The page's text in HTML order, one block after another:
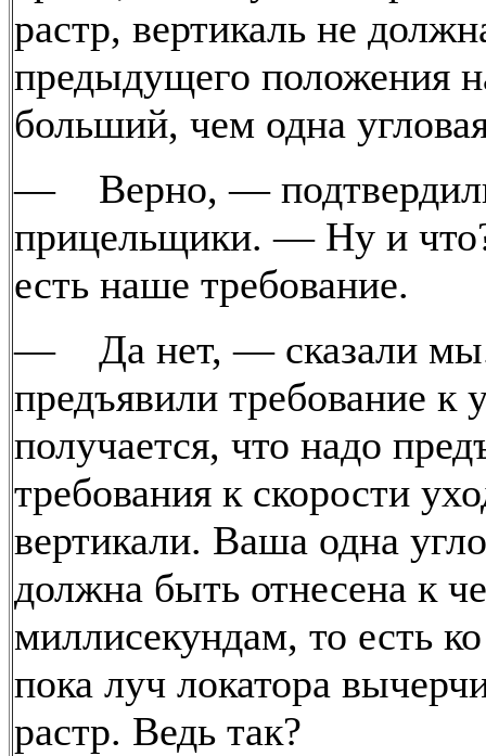
растр, вертикаль не
предыдущего положения
больший, чем одна
— Верно, —
прицельщики. — Ну и
есть наше требование.
— Да нет, — сказали
предъявили требование к
получается, что надо
требования к скорости
вертикали. Ваша одна
должна быть отнесена к
миллисекундам, то есть
пока луч локатора
растр. Ведь так?